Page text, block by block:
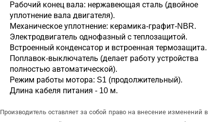
Рабочий конец вала: нержавеющая сталь (двойное
уплотнение вала двигателя).
Механическое уплотнение: керамика-графит-NBR.
Электродвигатель однофазный с теплозащитой.
Встроенный конденсатор и встроенная термозащита.
Поплавок-выключатель (делает работу устройства
полностью автоматической).
Режим работы мотора: S1 (продолжительный).
Длина кабеля питания - 10 м.
Производитель оставляет за собой право на внесение изменений в